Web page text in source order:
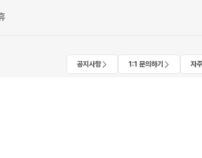
공지사항 1:1 문의하기 자